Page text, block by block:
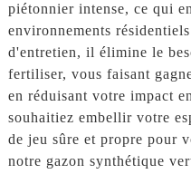
piétonnier intense, ce qui
environnements
d'entretien, il élimine le
fertiliser, vous faisant
en réduisant votre impact
souhaitiez embellir votre
de jeu sûre et propre pour
notre gazon synthétique